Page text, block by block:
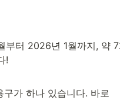
터 2026년 1월까지, 약
!
가 하나 있습니다. 바로